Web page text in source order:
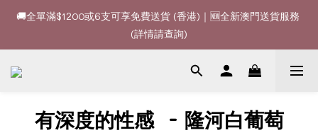
🚚全單滿$1200或6支可享免費送貨 (香港)｜🆕全新澳門送貨服務
(詳情請查詢)
🚚全單滿$1200或6支可享免費送貨 (香港)｜🆕全新澳門送貨服務
(詳情請查詢)
🍷酒款、優惠經常更新，請時刻追蹤我地😊｜🤵👰Wine Couple
🚚全單滿$1200或6支可享免費送貨 (香港)｜🆕全新澳門送貨服務
(詳情請查詢)
有深度的性感 - 隆河白葡萄